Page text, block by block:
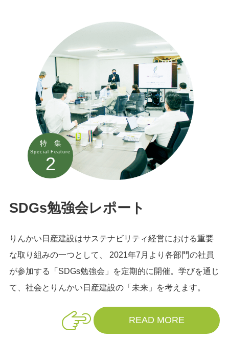
SDGs勉強会レポート
りんかい日産建設はサステナビリティ経営における重要
な取り組みの一つとして、 2021年7月より各部門の社員
が参加する「SDGs勉強会」を定期的に開催。学びを通じ
て、社会とりんかい日産建設の「未来」を考えます。
READ MORE
特 集
Special Feature
2